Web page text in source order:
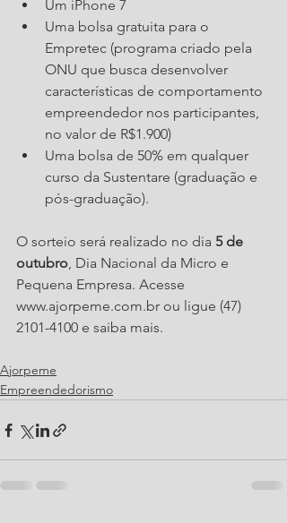
Um iPhone 7
Uma bolsa gratuita para o
Empretec (programa criado pela
ONU que busca desenvolver
características de comportamento
empreendedor nos participantes,
no valor de R$1.900)
Uma bolsa de 50% em qualquer
curso da Sustentare (graduação e
pós-graduação).
O sorteio será realizado no dia 5 de
outubro, Dia Nacional da Micro e
Pequena Empresa. Acesse
www.ajorpeme.com.br ou ligue (47)
2101-4100 e saiba mais.
Ajorpeme
Empreendedorismo